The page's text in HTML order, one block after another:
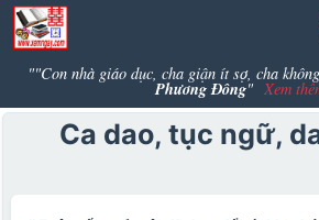
""Con nhà giáo dục, cha giận ít sợ, cha
Phương Đông" Xem
Ca dao, tục ngữ,